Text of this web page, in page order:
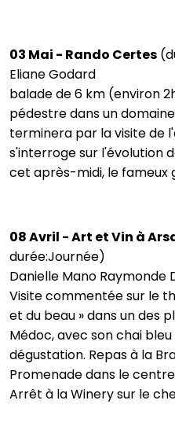
03 Mai - Rando Certes
Eliane Godard
balade de 6 km (environ
pédestre dans un
terminera par la visite de
s'interroge sur l'évolution
cet après-midi, le fameux
08 Avril - Art et Vin à
durée:Journée)
Danielle Mano Raymonde
Visite commentée sur le
et du beau » dans un des
Médoc, avec son chai
dégustation. Repas à la
Promenade dans le centre
Arrêt à la Winery sur le